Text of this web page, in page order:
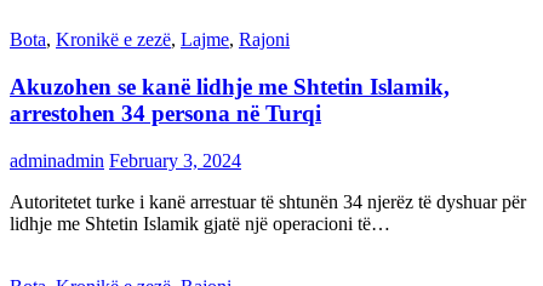
Bota, Kronikë e zezë, Lajme, Rajoni
Akuzohen se kanë lidhje me Shtetin Islamik,
arrestohen 34 persona në Turqi
adminadmin February 3, 2024
Autoritetet turke i kanë arrestuar të shtunën 34 njerëz të dyshuar për
lidhje me Shtetin Islamik gjatë një operacioni të…